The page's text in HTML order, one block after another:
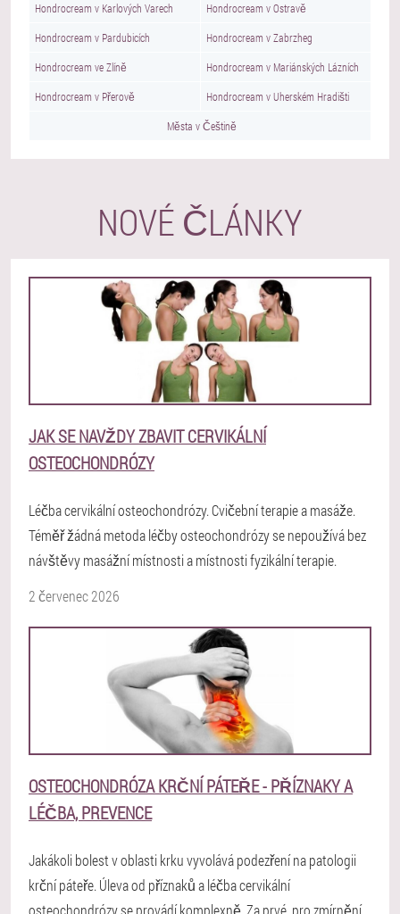
Hondrocream v Karlových Varech Hondrocream v Ostravě
Hondrocream v Pardubicích Hondrocream v Zabrzheg
Hondrocream ve Zlíně Hondrocream v Mariánských Lázních
Hondrocream v Přerově Hondrocream v Uherském Hradišti
Města v Češtině
NOVÉ ČLÁNKY
JAK SE NAVŽDY ZBAVIT CERVIKÁLNÍ
OSTEOCHONDRÓZY
Léčba cervikální osteochondrózy. Cvičební terapie a masáže.
Téměř žádná metoda léčby osteochondrózy se nepoužívá bez
návštěvy masážní místnosti a místnosti fyzikální terapie.
2 červenec 2026
OSTEOCHONDRÓZA KRČNÍ PÁTEŘE - PŘÍZNAKY A
LÉČBA, PREVENCE
Jakákoli bolest v oblasti krku vyvolává podezření na patologii
krční páteře. Úleva od příznaků a léčba cervikální
osteochondrózy se provádí komplexně. Za prvé, pro zmírnění